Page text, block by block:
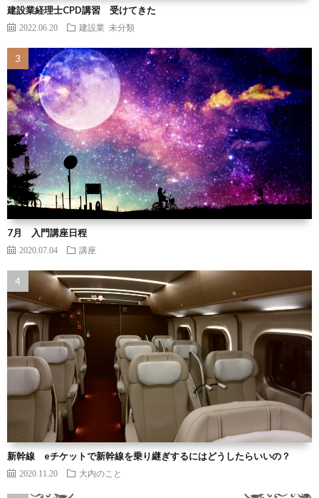
建設業経理士CPD講習 受けてきた
2022.06.20 建設業 未分類
7月 入門講座日程
2020.07.04 講座
新幹線 eチケットで新幹線を乗り継ぎするにはどうしたらいいの？
2020.11.20 大内のこと